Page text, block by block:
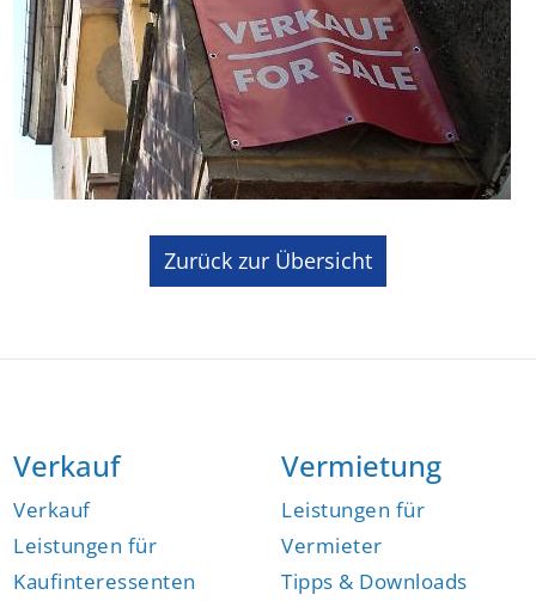
Zurück zur Übersicht
Verkauf
Verkauf
Leistungen für
Kaufinteressenten
Vermietung
Leistungen für
Vermieter
Tipps & Downloads